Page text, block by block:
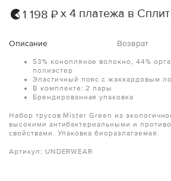
1 198 ₽ х 4 платежа в Сплит
Описание Возврат
53% конопляное волокно, 44%
полиэстер
Эластичный пояс с жаккардовым
В комплекте: 2 пары
Брендированная упаковка
Набор трусов Mister Green из
высокими антибактериальными и
свойствами. Упаковка биоразлагаемая.
Артикул: UNDERWEAR